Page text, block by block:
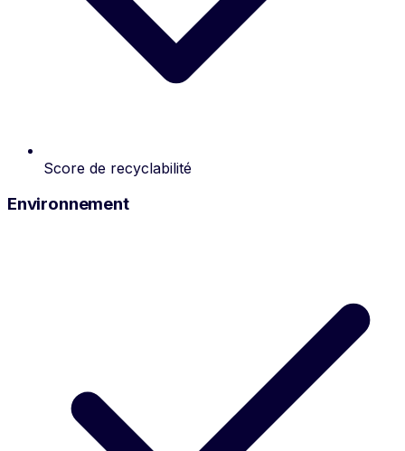
Score de recyclabilité
Environnement